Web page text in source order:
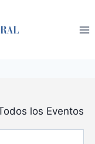
los Eventos